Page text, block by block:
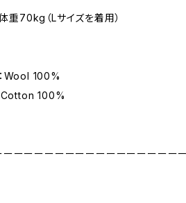
重70kg（Lサイズを着用）
Wool 100%
100%
ーーーーーーーーーーーーーーーーー